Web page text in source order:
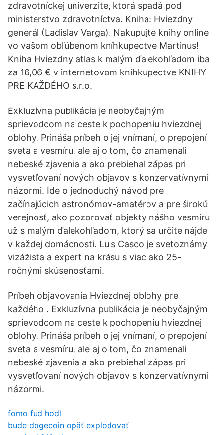
zdravotníckej univerzite, ktorá spadá pod
ministerstvo zdravotníctva. Kniha: Hviezdny
generál (Ladislav Varga). Nakupujte knihy online
vo vašom obľúbenom kníhkupectve Martinus!
Kniha Hviezdny atlas k malým ďalekohľadom iba
za 16,06 € v internetovom kníhkupectve KNIHY
PRE KAŽDÉHO s.r.o.
Exkluzívna publikácia je neobyčajným
sprievodcom na ceste k pochopeniu hviezdnej
oblohy. Prináša príbeh o jej vnímaní, o prepojení
sveta a vesmíru, ale aj o tom, čo znamenali
nebeské zjavenia a ako prebiehal zápas pri
vysvetľovaní nových objavov s konzervatívnymi
názormi. Ide o jednoduchý návod pre
začínajúcich astronómov-amatérov a pre širokú
verejnosť, ako pozorovať objekty nášho vesmíru
už s malým ďalekohľadom, ktorý sa určite nájde
v každej domácnosti. Luis Casco je svetoznámy
vizážista a expert na krásu s viac ako 25-
ročnými skúsenosťami.
Príbeh objavovania Hviezdnej oblohy pre
každého . Exkluzívna publikácia je neobyčajným
sprievodcom na ceste k pochopeniu hviezdnej
oblohy. Prináša príbeh o jej vnímaní, o prepojení
sveta a vesmíru, ale aj o tom, čo znamenali
nebeské zjavenia a ako prebiehal zápas pri
vysvetľovaní nových objavov s konzervatívnymi
názormi.
fomo fud hodl
bude dogecoin opäť explodovať